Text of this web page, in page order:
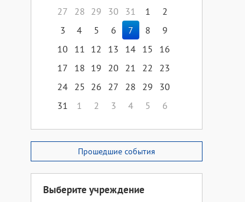
27
28 29 30 31 1
2
3
4 5 6 7 8
9
10
11 12 13 14 15
16
17
18 19 20 21 22
23
24 25 26 27 28 29
30
31
1 2 3 4 5 6
Прошедшие события
Выберите учреждение